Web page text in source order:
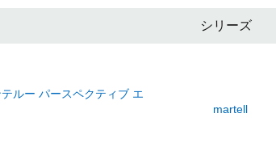
シリーズ
ルー パースペクティブ エ
martell